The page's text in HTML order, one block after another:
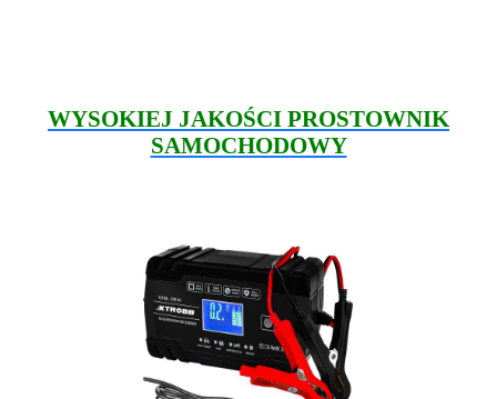
WYSOKIEJ JAKOŚCI PROSTOWNIK
SAMOCHODOWY